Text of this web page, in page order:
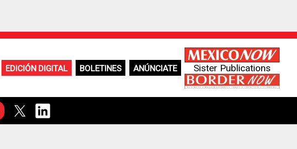
EDICIÓN DIGITAL BOLETINES ANÚNCIATE Sister Publications